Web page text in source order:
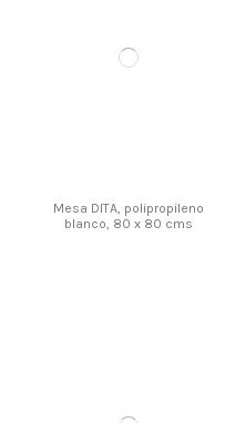
Mesa DITA, polipropileno
blanco, 80 x 80 cms